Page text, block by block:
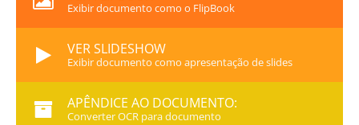
Exibir documento como o FlipBook
VER SLIDESHOW
Exibir documento como apresentação de slides
APÊNDICE AO DOCUMENTO:
Converter OCR para documento